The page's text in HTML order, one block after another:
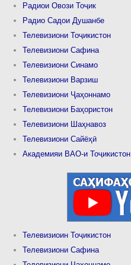
Радиои Овози Тоҷик
Радио Садои Душанбе
Телевизиони Тоҷикистон
Телевизиони Сафина
Телевизиони Синамо
Телевизиони Варзиш
Телевизиони Ҷаҳоннамо
Телевизиони Баҳористон
Телевизиони Шаҳнавоз
Телевизиони Сайёҳӣ
Академияи ВАО-и Тоҷикистон
Телевизиоин Тоҷикистон
Телевизиони Сафина